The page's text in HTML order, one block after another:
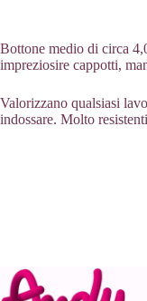
Bottone medio di circa
impreziosire cappotti,
Valorizzano qualsiasi
indossare. Molto